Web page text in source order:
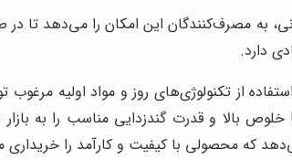
به مصرف‌کنندگان این امکان را می‌دهد تا
دارد.
استفاده از تکنولوژی‌های روز و مواد اولیه
بالا و قدرت گندزدایی مناسب را به
که محصولی با کیفیت و کارآمد را خریداری